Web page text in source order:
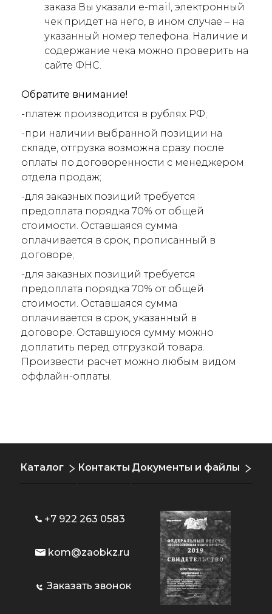
заказа Вы указали e-mail, электронный
чек придет на него, в ином случае – на
указанный номер телефона. Наличие и
содержание чека можно проверить на
сайте ФНС.
Обратите внимание!
-платеж производится в рублях РФ;
-при наличии выбранной позиции на
складе, отгрузка возможна сразу после
оплаты по договоренности с менеджером
отдела продаж;
-для заказных позиций требуется
предоплата порядка 70% от общей
стоимости. Оставшаяся сумма
оплачивается в срок, прописанный в
договоре;
-для заказных позиций требуется
предоплата порядка 70% от общей
стоимости. Оставшаяся сумма
оплачивается в срок, указанный в
договоре. Оставшуюся сумму можно
доплатить перед отгрузкой товара.
Произвести расчет можно любым видом
оффлайн-оплаты.
Каталог Контакты Документы и файлы
+7 922 263 0583
kom@zaobkz.ru
Заказать звонок